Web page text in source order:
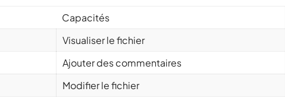
Capacités
Visualiser le fichier
Ajouter des commentaires
Modifier le fichier